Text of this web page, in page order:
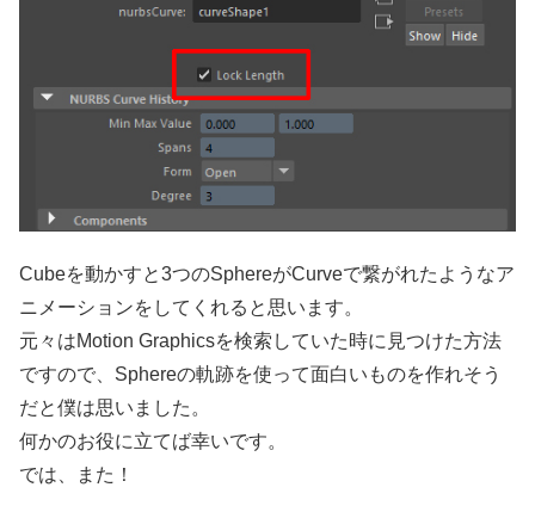
Cubeを動かすと3つのSphereがCurveで繋がれたようなア
ニメーションをしてくれると思います。
元々はMotion Graphicsを検索していた時に見つけた方法
ですので、Sphereの軌跡を使って面白いものを作れそう
だと僕は思いました。
何かのお役に立てば幸いです。
では、また！